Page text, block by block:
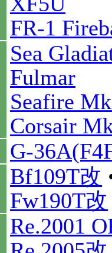
FR-1
Sea
Fulmar
Seafire
Corsair
G-
Bf109T改
Fw190T改
Re.2001